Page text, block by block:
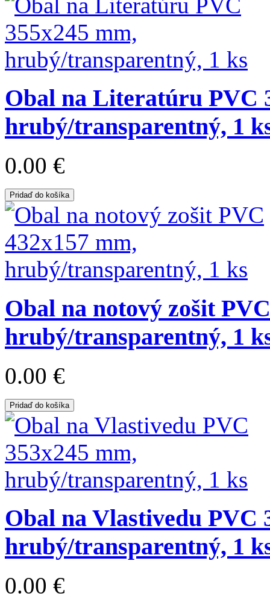
Obal na Literatúru PVC
hrubý/transparentný, 1
0.00 €
Pridaď do košíka
Obal na notový zošit
hrubý/transparentný, 1
0.00 €
Pridaď do košíka
Obal na Vlastivedu PVC
hrubý/transparentný, 1
0.00 €